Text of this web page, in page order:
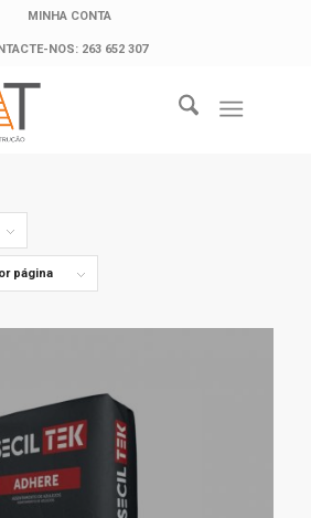
MINHA CONTA
NOS: 263 652 307
página